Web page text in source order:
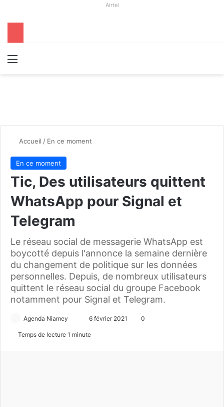
Airtel
Accueil / En ce moment
En ce moment
Tic, Des utilisateurs quittent
WhatsApp pour Signal et
Telegram
Le réseau social de messagerie WhatsApp est
boycotté depuis l'annonce la semaine dernière
du changement de politique sur les données
personnelles. Depuis, de nombreux utilisateurs
quittent le réseau social du groupe Facebook
notamment pour Signal et Telegram.
Agenda Niamey
n
6 février 2021 0
Temps de lecture 1 minute